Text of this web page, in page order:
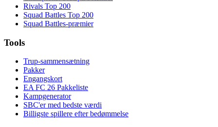
Rivals Top 200
Squad Battles Top 200
Squad Battles-præmier
Tools
Trup-sammensætning
Pakker
Engangskort
EA FC 26 Pakkeliste
Kampgenerator
SBC'er med bedste værdi
Billigste spillere efter bedømmelse